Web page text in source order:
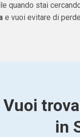
quando stai
e vuoi evitare di
Vuoi
in